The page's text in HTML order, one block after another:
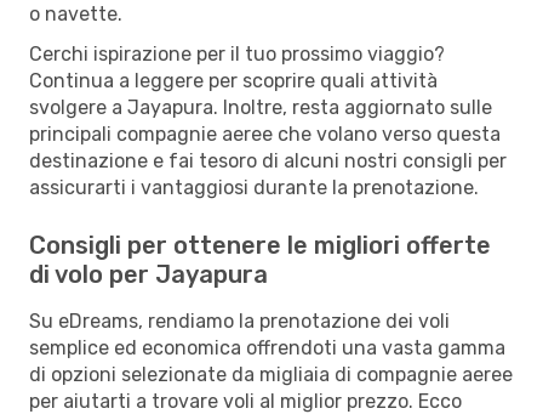
o navette.
Cerchi ispirazione per il tuo prossimo viaggio?
Continua a leggere per scoprire quali attività
svolgere a Jayapura. Inoltre, resta aggiornato sulle
principali compagnie aeree che volano verso questa
destinazione e fai tesoro di alcuni nostri consigli per
assicurarti i vantaggiosi durante la prenotazione.
Consigli per ottenere le migliori offerte
di volo per Jayapura
Su eDreams, rendiamo la prenotazione dei voli
semplice ed economica offrendoti una vasta gamma
di opzioni selezionate da migliaia di compagnie aeree
per aiutarti a trovare voli al miglior prezzo. Ecco